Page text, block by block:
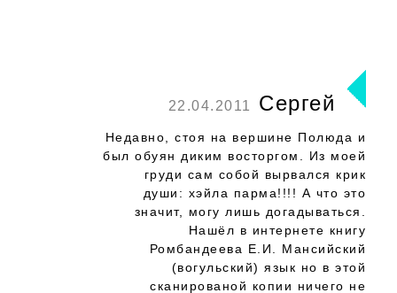
22.04.2011 Сергей
Недавно, стоя на вершине Полюда и
был обуян диким восторгом. Из моей
груди сам собой вырвался крик
души: хэйла парма!!!! А что это
значит, могу лишь догадываться.
Нашёл в интернете книгу
Ромбандеева Е.И. Мансийский
(вогульский) язык но в этой
сканированой копии ничего не